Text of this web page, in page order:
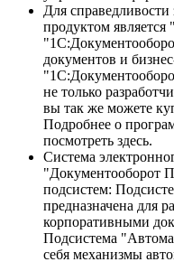
Для
продуктом
документов и
не только
вы так же можете
Подробнее о
посмотреть здесь.
Система
"Документооборот
подсистем:
предназначена для
корпоративными
Подсистема
себя механизмы